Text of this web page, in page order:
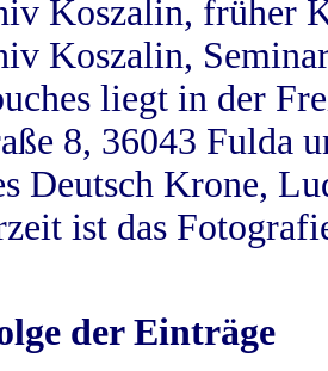
Koszalin, früher
Koszalin,
liegt in der
8, 36043 Fulda
Deutsch Krone,
ist das
der Einträge